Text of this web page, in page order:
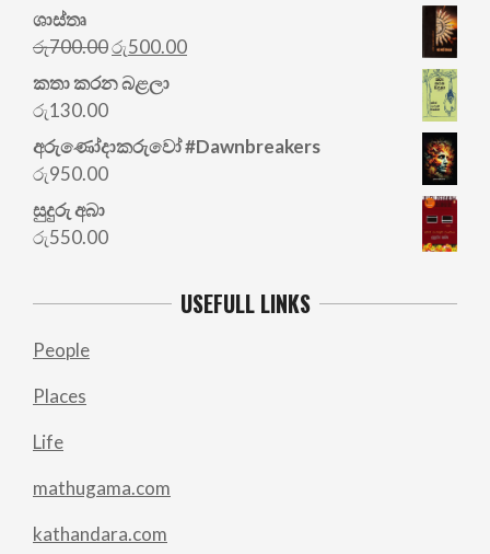
ශාස්තෘ
රු700.00Original
price
was:
රු500.00Current
කතා කරන බළලා
රු130.00
අරු‍ණෝදාකරුවෝ #Dawnbreakers
රු950.00
සුදුරු අබා
රු550.00
USEFULL LINKS
People
Places
Life
mathugama.com
kathandara.com